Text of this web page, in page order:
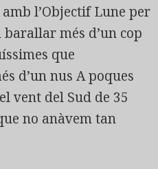
l’Objectif Lune per
més d’un cop
que
d’un nus A poques
vent del Sud de 35
no anàvem tan